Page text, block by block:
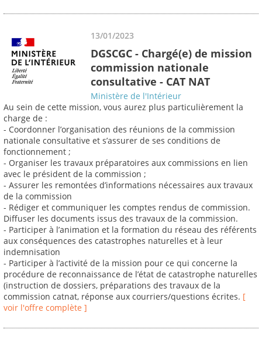
13/01/2023
DGSCGC - Chargé(e) de mission
commission nationale
consultative - CAT NAT
Ministère de l'Intérieur
Au sein de cette mission, vous aurez plus particulièrement la
charge de :
- Coordonner l’organisation des réunions de la commission
nationale consultative et s’assurer de ses conditions de
fonctionnement ;
- Organiser les travaux préparatoires aux commissions en lien
avec le président de la commission ;
- Assurer les remontées d’informations nécessaires aux travaux
de la commission
- Rédiger et communiquer les comptes rendus de commission.
Diffuser les documents issus des travaux de la commission.
- Participer à l’animation et la formation du réseau des référents
aux conséquences des catastrophes naturelles et à leur
indemnisation
- Participer à l’activité de la mission pour ce qui concerne la
procédure de reconnaissance de l’état de catastrophe naturelles
(instruction de dossiers, préparations des travaux de la
commission catnat, réponse aux courriers/questions écrites. [
voir l'offre complète ]